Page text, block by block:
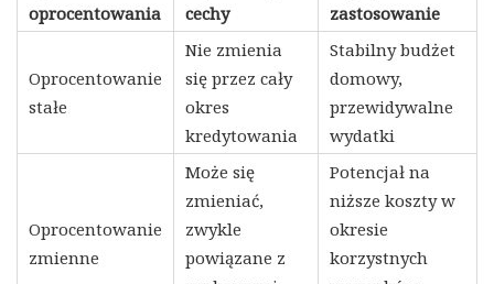
oprocentowania
cechy
zastosowanie
Oprocentowanie
stałe
Nie zmienia
się przez cały
okres
kredytowania
Stabilny budżet
domowy,
przewidywalne
wydatki
Oprocentowanie
zmienne
Może się
zmieniać,
zwykle
powiązane z
Potencjał na
niższe koszty w
okresie
korzystnych